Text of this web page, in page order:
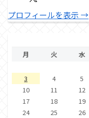
プロフィールを表示 →
月 火 水
3
4 5
10
11 12
17
18 19
24
25 26